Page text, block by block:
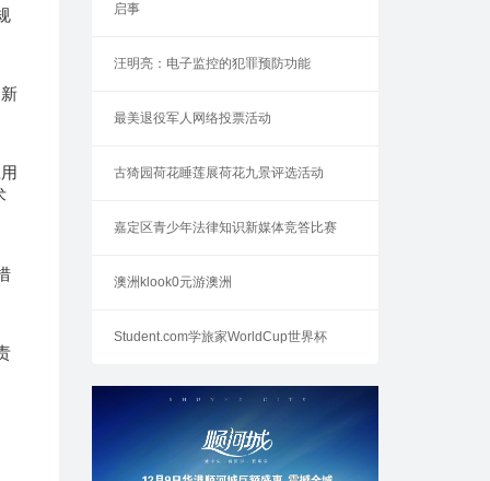
启事
汪明亮：电子监控的犯罪预防功能
最美退役军人网络投票活动
古猗园荷花睡莲展荷花九景评选活动
嘉定区青少年法律知识新媒体竞答比赛
澳洲klook0元游澳洲
Student.com学旅家WorldCup世界杯